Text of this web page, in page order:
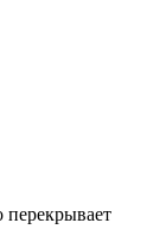
перекрывает